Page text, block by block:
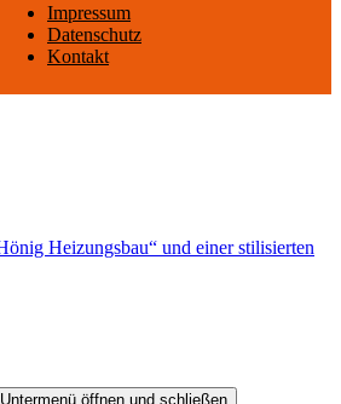
Impressum
Datenschutz
Kontakt
Untermenü öffnen und schließen